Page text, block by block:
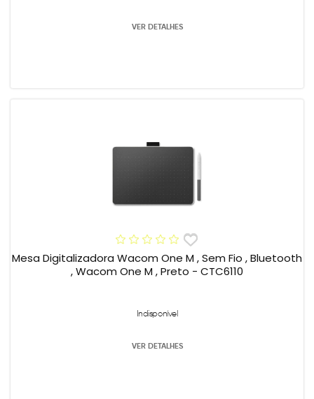
VER DETALHES
Mesa Digitalizadora Wacom One M , Sem Fio , Bluetooth
, Wacom One M , Preto - CTC6110
Indisponível
VER DETALHES